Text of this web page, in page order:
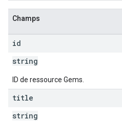
Champs
id
string
ID de ressource Gems.
title
string